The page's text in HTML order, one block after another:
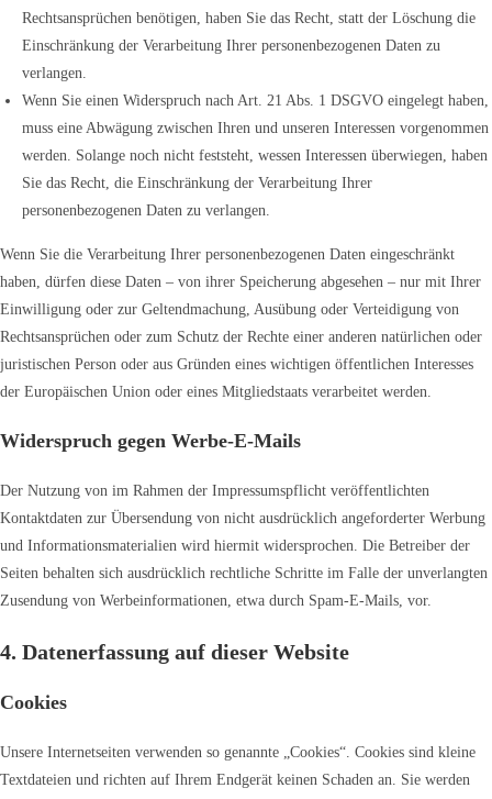
Rechtsansprüchen benötigen, haben Sie das Recht, statt der Löschung die
Einschränkung der Verarbeitung Ihrer personenbezogenen Daten zu
verlangen.
Wenn Sie einen Widerspruch nach Art. 21 Abs. 1 DSGVO eingelegt haben,
muss eine Abwägung zwischen Ihren und unseren Interessen vorgenommen
werden. Solange noch nicht feststeht, wessen Interessen überwiegen, haben
Sie das Recht, die Einschränkung der Verarbeitung Ihrer
personenbezogenen Daten zu verlangen.
Wenn Sie die Verarbeitung Ihrer personenbezogenen Daten eingeschränkt
haben, dürfen diese Daten – von ihrer Speicherung abgesehen – nur mit Ihrer
Einwilligung oder zur Geltendmachung, Ausübung oder Verteidigung von
Rechtsansprüchen oder zum Schutz der Rechte einer anderen natürlichen oder
juristischen Person oder aus Gründen eines wichtigen öffentlichen Interesses
der Europäischen Union oder eines Mitgliedstaats verarbeitet werden.
Widerspruch gegen Werbe-E-Mails
Der Nutzung von im Rahmen der Impressumspflicht veröffentlichten
Kontaktdaten zur Übersendung von nicht ausdrücklich angeforderter Werbung
und Informationsmaterialien wird hiermit widersprochen. Die Betreiber der
Seiten behalten sich ausdrücklich rechtliche Schritte im Falle der unverlangten
Zusendung von Werbeinformationen, etwa durch Spam-E-Mails, vor.
4. Datenerfassung auf dieser Website
Cookies
Unsere Internetseiten verwenden so genannte „Cookies“. Cookies sind kleine
Textdateien und richten auf Ihrem Endgerät keinen Schaden an. Sie werden